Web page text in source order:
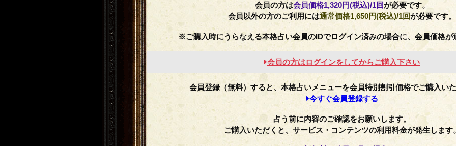
会員の方は会員価格1,320円(税込)/1回が必要です。
会員以外の方のご利用には通常価格1,650円(税込)/1回が必要です。
※ご購入時にうらなえる本格占い会員のIDでログイン済みの場合に、会員価格が
会員の方はログインをしてからご購入下さい
会員登録（無料）すると、本格占いメニューを会員特別割引価格でご購入い
今すぐ会員登録する
占う前に内容のご確認をお願いします。
ご購入いただくと、サービス・コンテンツの利用料金が発生します